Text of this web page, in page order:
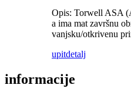
Opis: Torwell ASA
a ima mat završnu
vanjsku/otkrivenu
upitdetalj
informacije